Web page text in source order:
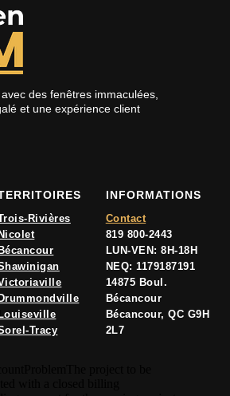
des fenêtres immaculées,
et une expérience client
Rivières
Nicolet
Bécancour
Drummondville
Louiseville
Tracy
INFORMATIONS
Contact
819 800-2443
LUN-VEN: 8H-18H
NEQ: 1179187191
14875 Boul.
Bécancour
Bécancour, QC G9H
2L7